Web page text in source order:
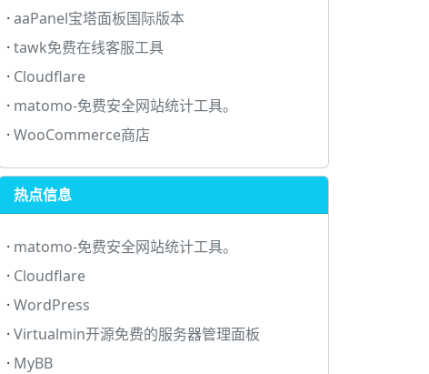
· aaPanel宝塔面板国际版本
· tawk免费在线客服工具
· Cloudflare
· matomo-免费安全网站统计工具。
· WooCommerce商店
热点信息
· matomo-免费安全网站统计工具。
· Cloudflare
· WordPress
· Virtualmin开源免费的服务器管理面板
· MyBB